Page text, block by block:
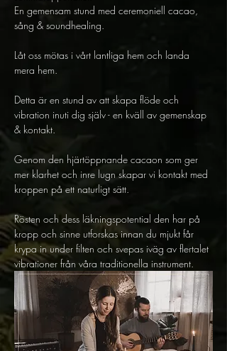
En gemensam stund med ceremoniell cacao,
sång & soundhealing.
Låt oss mötas i vårt lantliga hem och landa
mera hem.
Detta är en stund av att skapa flöde och
vibration inuti dig själv - en kväll av gemenskap
& kontakt.
Genom den hjärtöppnande cacaon som ger
mer klarhet och inre lugn skapar vi kontakt med
kroppen på ett naturligt sätt.
Rösten och dess läkningspotential den har på
kropp och sinne utforskas innan du mjukt får
krypa in under filten och svepas iväg av flertalet
vibrationer från våra traditionella instrument.